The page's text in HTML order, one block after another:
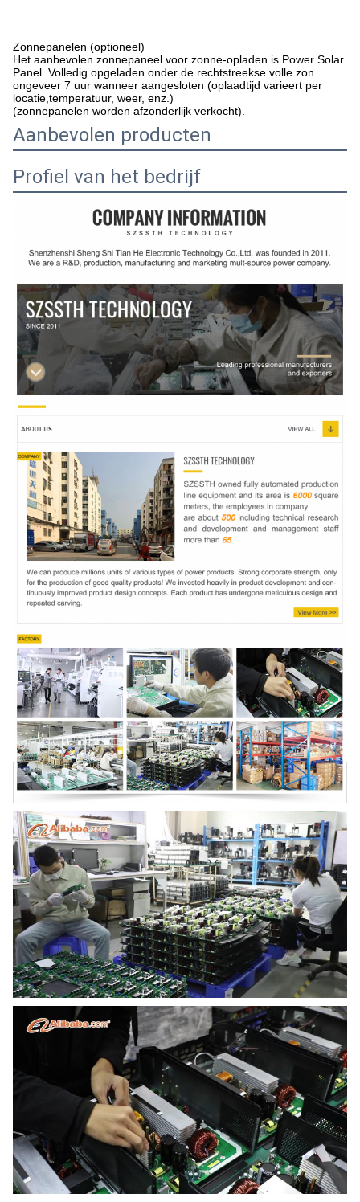
Zonnepanelen (optioneel)
Het aanbevolen zonnepaneel voor zonne-opladen is Power Solar
Panel. Volledig opgeladen onder de rechtstreekse volle zon
ongeveer 7 uur wanneer aangesloten (oplaadtijd varieert per
locatie,temperatuur, weer, enz.)
(zonnepanelen worden afzonderlijk verkocht).
Aanbevolen producten
Profiel van het bedrijf